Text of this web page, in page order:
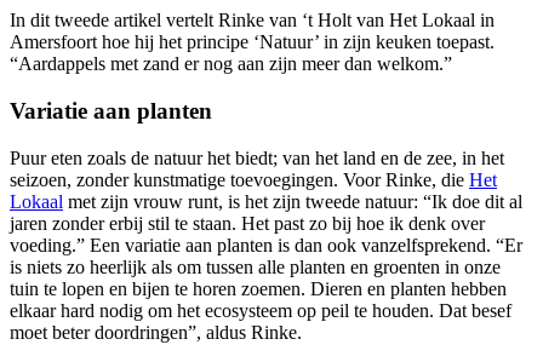
In dit tweede artikel vertelt Rinke van ‘t Holt van Het Lokaal in
Amersfoort hoe hij het principe ‘Natuur’ in zijn keuken toepast.
“Aardappels met zand er nog aan zijn meer dan welkom.”
Variatie aan planten
Puur eten zoals de natuur het biedt; van het land en de zee, in het
seizoen, zonder kunstmatige toevoegingen. Voor Rinke, die Het
Lokaal met zijn vrouw runt, is het zijn tweede natuur: “Ik doe dit al
jaren zonder erbij stil te staan. Het past zo bij hoe ik denk over
voeding.” Een variatie aan planten is dan ook vanzelfsprekend. “Er
is niets zo heerlijk als om tussen alle planten en groenten in onze
tuin te lopen en bijen te horen zoemen. Dieren en planten hebben
elkaar hard nodig om het ecosysteem op peil te houden. Dat besef
moet beter doordringen”, aldus Rinke.